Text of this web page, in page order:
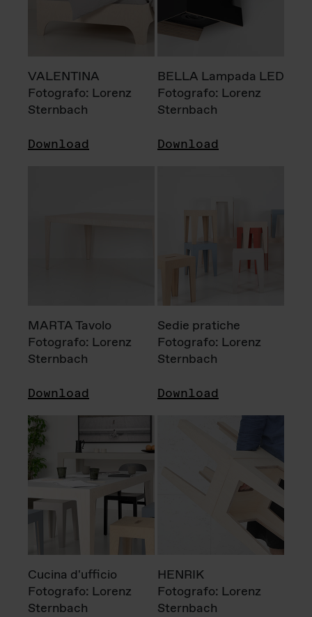
VALENTINA
Fotografo: Lorenz
Sternbach
Download
BELLA Lampada LED
Fotografo: Lorenz
Sternbach
Download
MARTA Tavolo
Fotografo: Lorenz
Sternbach
Download
Sedie pratiche
Fotografo: Lorenz
Sternbach
Download
Cucina d'ufficio
Fotografo: Lorenz
Sternbach
HENRIK
Fotografo: Lorenz
Sternbach